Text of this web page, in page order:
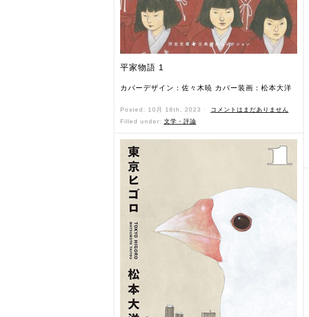
平家物語 1
カバーデザイン：佐々木暁 カバー装画：松本大洋
Posted: 10月 18th, 2023 ˑ
コメントはまだありません
Filled under: 文学・評論